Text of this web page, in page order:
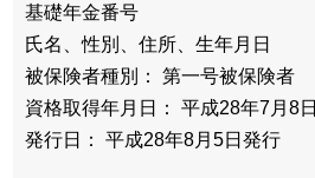
基礎年金番号
氏名、性別、住所、生年月日
被保険者種別： 第一号被保険者
資格取得年月日： 平成28年7月8日
発行日： 平成28年8月5日発行